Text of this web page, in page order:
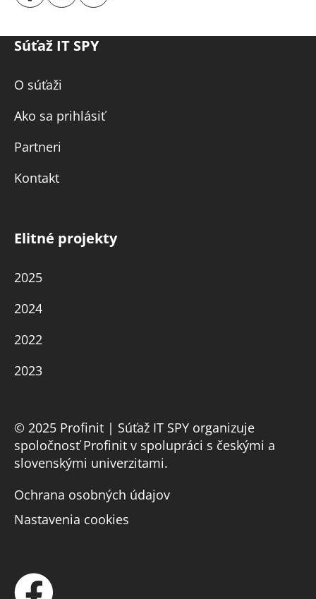
Súťaž IT SPY
O súťaži
Ako sa prihlásiť
Partneri
Kontakt
Elitné projekty
2025
2024
2022
2023
© 2025 Profinit | Súťaž IT SPY organizuje
spoločnosť Profinit v spolupráci s českými a
slovenskými univerzitami.
Ochrana osobných údajov
Nastavenia cookies